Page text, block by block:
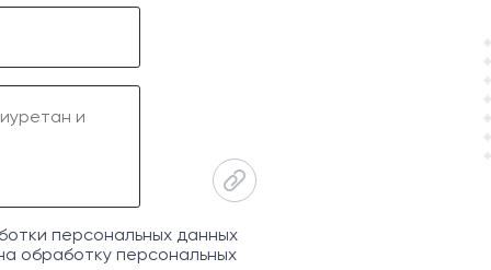
персональных данных
обработку персональных